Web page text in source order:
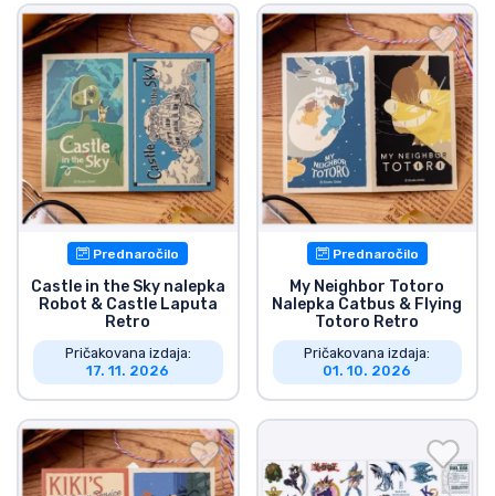
Prednaročilo
Castle in the Sky nalepka
Robot & Castle Laputa
Retro
Pričakovana izdaja:
17. 11. 2026
Prednaročilo
My Neighbor Totoro
Nalepka Catbus & Flying
Totoro Retro
Pričakovana izdaja:
01. 10. 2026